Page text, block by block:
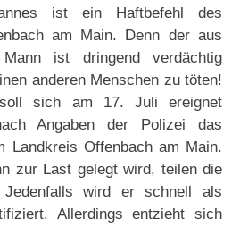
ist ein Haftbefehl des
am Main. Denn der aus
ist dringend verdächtig
anderen Menschen zu töten!
sich am 17. Juli ereignet
Angaben der Polizei das
Landkreis Offenbach am Main.
zur Last gelegt wird, teilen die
wird er schnell als
Allerdings entzieht sich